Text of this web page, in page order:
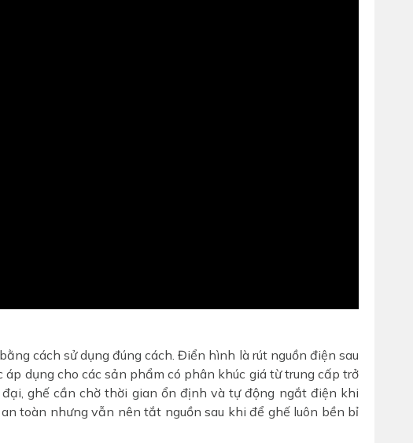
cách sử dụng đúng cách. Điển hình là rút nguồn điện sau
dụng cho các sản phẩm có phân khúc giá từ trung cấp trở
ghế cần chờ thời gian ổn định và tự động ngắt điện khi
toàn nhưng vẫn nên tắt nguồn sau khi để ghế luôn bền bỉ